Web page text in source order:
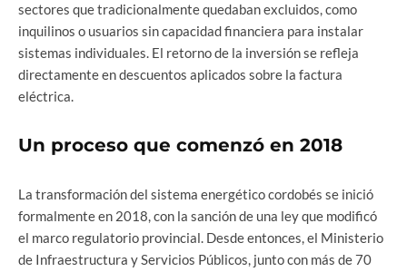
sectores que tradicionalmente quedaban excluidos, como
inquilinos o usuarios sin capacidad financiera para instalar
sistemas individuales. El retorno de la inversión se refleja
directamente en descuentos aplicados sobre la factura
eléctrica.
Un proceso que comenzó en 2018
La transformación del sistema energético cordobés se inició
formalmente en 2018, con la sanción de una ley que modificó
el marco regulatorio provincial. Desde entonces, el Ministerio
de Infraestructura y Servicios Públicos, junto con más de 70